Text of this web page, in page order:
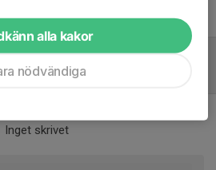
Inget skrivet
alla kakor
nödvändiga